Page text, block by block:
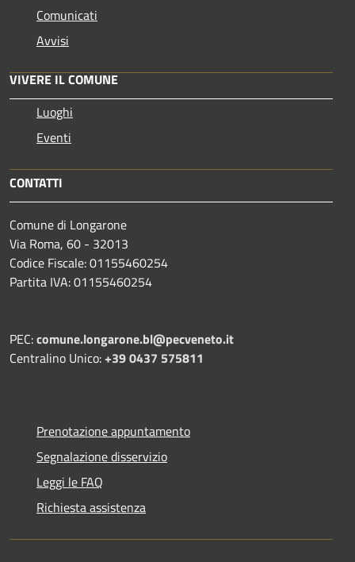
Comunicati
Avvisi
VIVERE IL COMUNE
Luoghi
Eventi
CONTATTI
Comune di Longarone
Via Roma, 60 - 32013
Codice Fiscale: 01155460254
Partita IVA: 01155460254
PEC:comune.longarone.bl@pecveneto.it
Centralino Unico:+39 0437 575811
Prenotazione appuntamento
Segnalazione disservizio
Leggi le FAQ
Richiesta assistenza